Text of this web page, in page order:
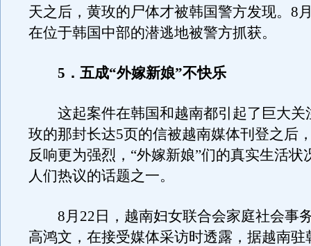
天之后，黄玫的尸体才被韩国警方发现。8
在位于韩国中部的潜逃地被警方抓获。
5．五成“外嫁新娘”不快乐
这起案件在韩国和越南都引起了巨大关
玫的那封长达5页的信被越南媒体刊登之后
反响更为强烈，“外嫁新娘”们的真实生活状
人们热议的话题之一。
8月22日，越南妇女联合会家庭社会事
高鸿文，在接受媒体采访时透露，据越南驻